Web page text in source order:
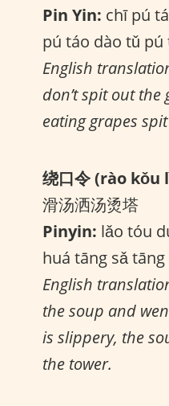
Pin Yin: chī pú
pú táo dào tǔ pú
English
don’t spit out
eating grapes
绕口令 (rào kǒu
滑汤洒汤烫塔
Pinyin: lǎo tóu
huá tāng sǎ
English
the soup and
is slippery, the
the tower.